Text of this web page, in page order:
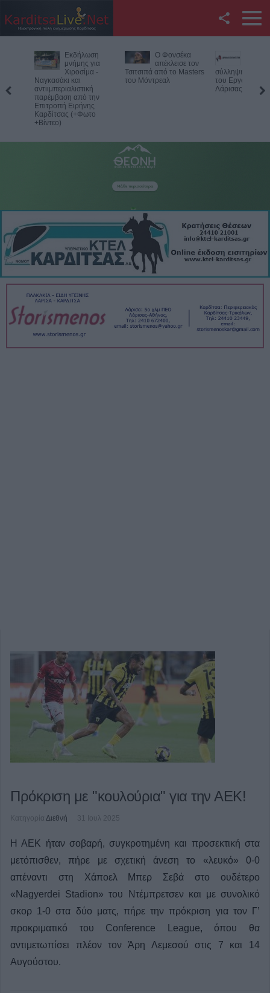
Twitter
YouTube
Επικοινωνία με το
Εκδήλωση
μνήμης για
Χιροσίμα -
και
από την
Ειρήνης
(+Φωτο
Ο Φονσέκα
απέκλεισε τον
Τσιτσιπά από το Masters
του Μόντρεαλ
Η Ε.Ο.Α.Σ.Κ.
καταδικάζει τη
σύλληψη του προέδρου
του Εργατικού Κέντρου
Πρόκριση με "κουλούρια" για την ΑΕΚ!
Κατηγορία Διεθνή 31 Ιουλ 2025
Η ΑΕΚ ήταν σοβαρή, συγκροτημένη και προσεκτική στα
μετόπισθεν, πήρε με σχετική άνεση το «λευκό» 0-0
απέναντι στη Χάποελ Μπερ Σεβά στο ουδέτερο
«Nagyerdei Stadion» του Ντέμπρετσεν και με συνολικό
σκορ 1-0 στα δύο ματς, πήρε την πρόκριση για τον Γ’
προκριματικό του Conference League, όπου θα
αντιμετωπίσει πλέον τον Άρη Λεμεσού στις 7 και 14
Αυγούστου.